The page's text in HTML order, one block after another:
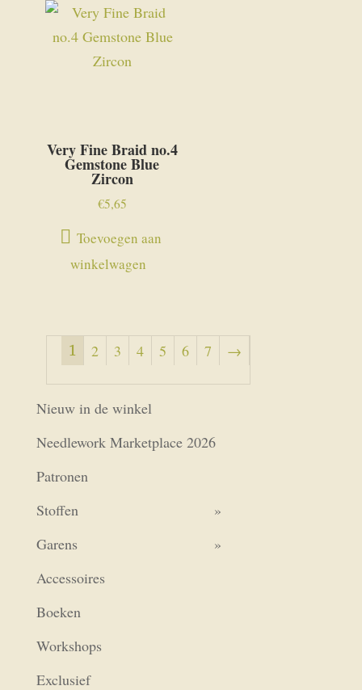
Very Fine Braid no.4
Gemstone Blue
Zircon
€5,65
Toevoegen aan
winkelwagen
1 2 3 4 5 6 7 →
Nieuw in de winkel
Needlework Marketplace 2026
Patronen
Stoffen
Garens
Accessoires
Boeken
Workshops
Exclusief